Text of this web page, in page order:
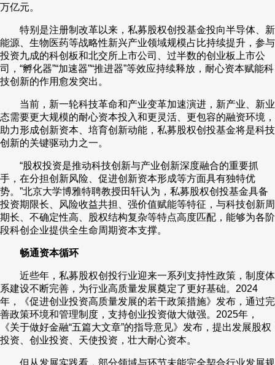
万亿元。
特别是注册制改革以来，私募股权创投基金投向半导体、新
能源、生物医药等战略性新兴产业领域规模占比持续提升，参与
投资九成的科创板和北交所上市公司、过半数的创业板上市公
司，“孵化器”“加速器”“推进器”等效应持续释放，耐心资本赋能科
技创新的作用愈发突出。
当前，新一轮科技革命和产业变革加速演进，新产业、新业
态需要更大规模的耐心资本投入和更灵活、更包容的融资环境，
助力形成创新资本、培育创新动能，私募股权创投基金将是科技
创新的关键驱动力之一。
“股权投资是推动科技创新与产业创新深度融合的重要抓
手，在分担创新风险、促进创新资本形成等方面具有独特优
势。”北京大学博雅特聘教授田轩认为，私募股权创投基金具备
投资期限长、风险收益共担、强价值赋能等特征，与科技创新周
期长、不确定性高、股权结构复杂等特点高度匹配，能够为各阶
段科创企业提供全生命周期资本支撑。
畅通资本循环
近些年，私募股权创投行业迎来一系列支持性政策，制度体
系建设不断完善，为行业高质量发展奠定了更好基础。2024
年，《促进创业投资高质量发展的若干政策措施》发布，通过完
善政策环境和管理制度，支持创业投资做大做强。2025年，
《关于做好金融“五篇大文章”的指导意见》发布，提出发展股权
投资、创业投资、天使投资，壮大耐心资本。
但从发展实践看，部分领域与环节未能完全契合行业发展规